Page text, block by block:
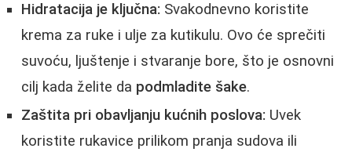
Hidratacija je ključna: Svakodnevno koristite
krema za ruke i ulje za kutikulu. Ovo će sprečiti
suvoću, ljuštenje i stvaranje bore, što je osnovni
cilj kada želite da podmladite šake.
Zaštita pri obavljanju kućnih poslova: Uvek
koristite rukavice prilikom pranja sudova ili